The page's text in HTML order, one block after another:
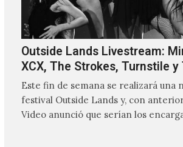
Outside Lands Livestream:
XCX, The Strokes, Turnstile y
Este fin de semana se realizará una
festival Outside Lands y, con
Video anunció que serían los